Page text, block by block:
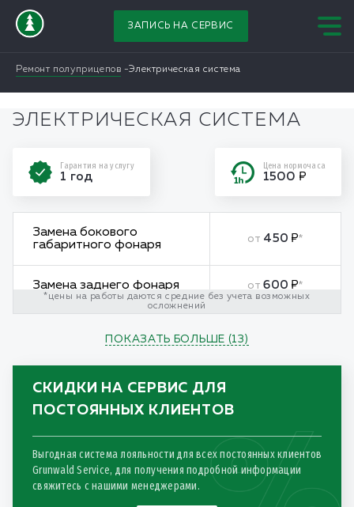
ЗАПИСЬ НА СЕРВИС
Ремонт полуприцепов Электрическая система
ЭЛЕКТРИЧЕСКАЯ СИСТЕМА
Гарантия на услугу
1 год
Цена нормочаса
1500
Замена бокового
габаритного фонаря
от 450 *
Замена заднего фонаря от600 *
Замена лампы габарита от150 *
Замена модулятора
Замена переднего
габаритного фонаря
от450 *
*цены на работы даются средние без учета возможных
осложнений
ПОКАЗАТЬ БОЛЬШЕ (13 )
СКИДКИ НА СЕРВИС ДЛЯ
ПОСТОЯННЫХ КЛИЕНТОВ
Выгодная система лояльности для всех постоянных клиентов
Grunwald Service, для получения подробной информации
свяжитесь с нашими менеджерами.